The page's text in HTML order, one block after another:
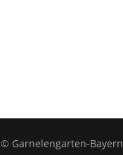
© Garnelengarten-Bayern